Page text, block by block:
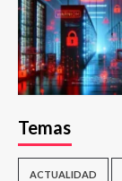
Temas
ACTUALIDAD